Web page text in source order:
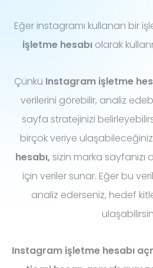
Eğer instagramı kullanan bir
işletme hesabı olarak
Çünkü Instagram işletme
verilerini görebilir, analiz
sayfa stratejinizi
birçok veriye ulaşabileceğiniz
hesabı, sizin marka
için veriler sunar. Eğer bu
analiz ederseniz, hedef
Instagram işletme hesabı